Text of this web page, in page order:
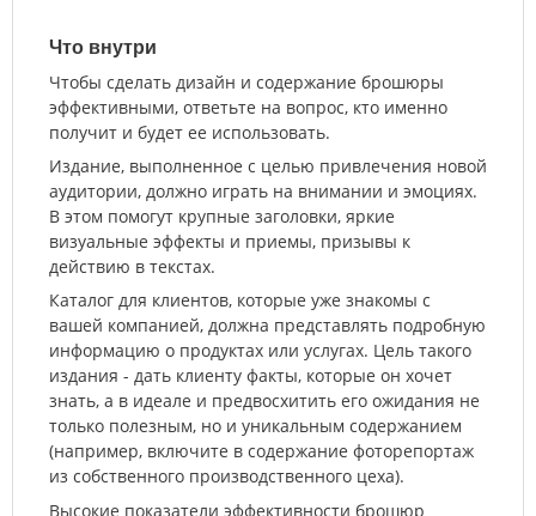
Что внутри
Чтобы сделать дизайн и содержание брошюры
эффективными, ответьте на вопрос, кто именно
получит и будет ее использовать.
Издание, выполненное с целью привлечения новой
аудитории, должно играть на внимании и эмоциях.
В этом помогут крупные заголовки, яркие
визуальные эффекты и приемы, призывы к
действию в текстах.
Каталог для клиентов, которые уже знакомы с
вашей компанией, должна представлять подробную
информацию о продуктах или услугах. Цель такого
издания - дать клиенту факты, которые он хочет
знать, а в идеале и предвосхитить его ожидания не
только полезным, но и уникальным содержанием
(например, включите в содержание фоторепортаж
из собственного производственного цеха).
Высокие показатели эффективности брошюр